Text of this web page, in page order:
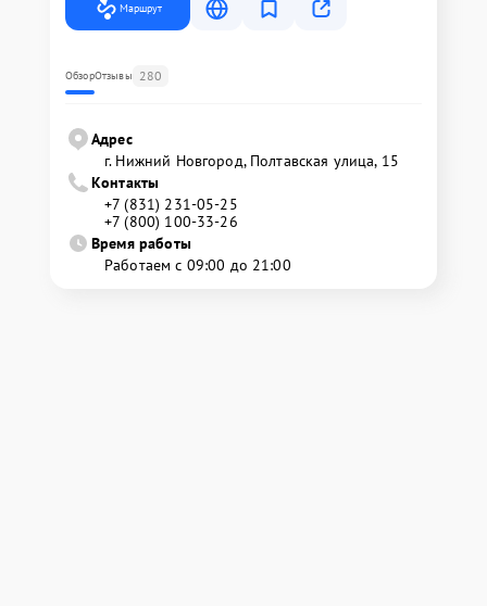
Маршрут
ОбзорОтзывы 280
Адрес
г. Нижний Новгород, Полтавская улица, 15
Контакты
+7 (831) 231-05-25
+7 (800) 100-33-26
Время работы
Работаем с 09:00 до 21:00